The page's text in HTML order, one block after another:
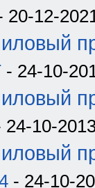
20-12-
- 24-10-
24-10-
- 24-10-